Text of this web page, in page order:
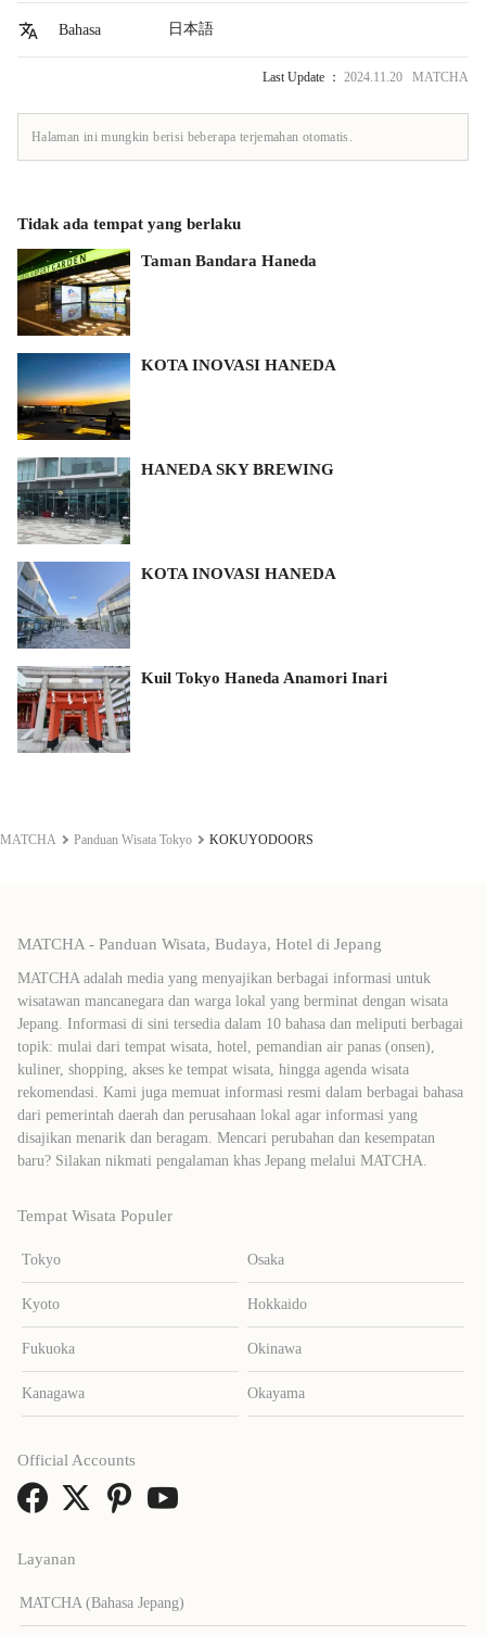
Bahasa 日本語
Last Update ： 2024.11.20 MATCHA
Halaman ini mungkin berisi beberapa terjemahan otomatis.
Tidak ada tempat yang berlaku
Taman Bandara Haneda
KOTA INOVASI HANEDA
HANEDA SKY BREWING
KOTA INOVASI HANEDA
Kuil Tokyo Haneda Anamori Inari
MATCHA Panduan Wisata Tokyo KOKUYODOORS
MATCHA - Panduan Wisata, Budaya, Hotel di Jepang
MATCHA adalah media yang menyajikan berbagai informasi untuk
wisatawan mancanegara dan warga lokal yang berminat dengan wisata
Jepang. Informasi di sini tersedia dalam 10 bahasa dan meliputi berbagai
topik: mulai dari tempat wisata, hotel, pemandian air panas (onsen),
kuliner, shopping, akses ke tempat wisata, hingga agenda wisata
rekomendasi. Kami juga memuat informasi resmi dalam berbagai bahasa
dari pemerintah daerah dan perusahaan lokal agar informasi yang
disajikan menarik dan beragam. Mencari perubahan dan kesempatan
baru? Silakan nikmati pengalaman khas Jepang melalui MATCHA.
Tempat Wisata Populer
Tokyo Osaka
Kyoto Hokkaido
Fukuoka Okinawa
Kanagawa Okayama
Layanan
MATCHA (Bahasa Jepang)
Official Accounts